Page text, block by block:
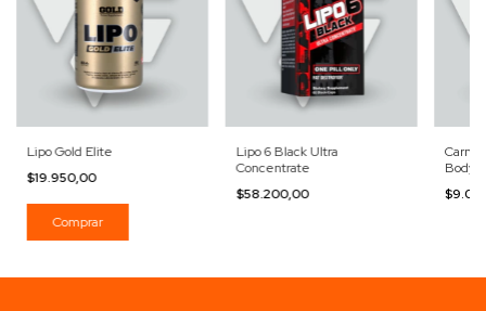
Lipo Gold Elite
$19.950,00
Lipo 6 Black Ultra
Concentrate
$58.200,00